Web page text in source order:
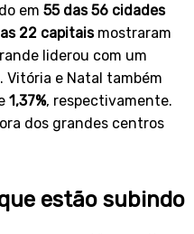
em 55 das 56 cidades
22 capitaismostraram
liderou com um
Vitória e Natal também
1,37%, respectivamente.
dos grandes centros
estão subindo